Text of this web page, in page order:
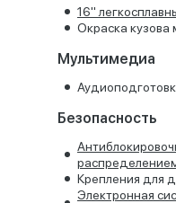
16''
Окраска кузова
Мультимедиа
Безопасность
Крепления для
Электронная